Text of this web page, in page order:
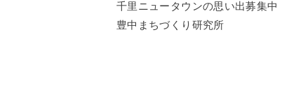
千里ニュータウンの思い出募集中
豊中まちづくり研究所